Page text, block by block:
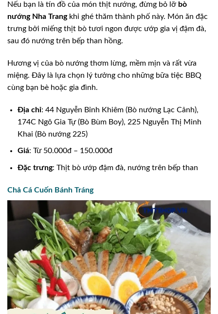
Nếu bạn là tín đồ của món thịt nướng, đừng bỏ lỡ bò
nướng Nha Trangkhi ghé thăm thành phố này. Món ăn đặc
trưng bởi miếng thịt bò tươi ngon được ướp gia vị đậm đà,
sau đó nướng trên bếp than hồng.
Hương vị của bò nướng thơm lừng, mềm mịn và rất vừa
miệng. Đây là lựa chọn lý tưởng cho những bữa tiệc BBQ
cùng bạn bè hoặc gia đình.
Địa chỉ: 44 Nguyễn Bỉnh Khiêm (Bò nướng Lạc Cảnh),
174C Ngô Gia Tự (Bò Bùm Boy), 225 Nguyễn Thị Minh
Khai (Bò nướng 225)
Giá: Từ 50.000đ – 150.000đ
Đặc trưng: Thịt bò ướp đậm đà, nướng trên bếp than
Chả Cá Cuốn Bánh Tráng